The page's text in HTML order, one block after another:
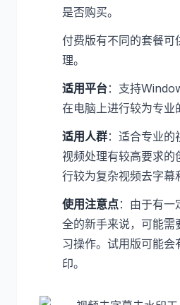
是否购买。
付费版有不同的套餐可
理。
适用平台：支持
在电脑上进行较为专业
适用人群：适合专业
视频处理有较高要求的
行较为复杂视频去字幕
使用注意点：由于有一
全的新手来说，可能需
习操作。试用版可能
印。